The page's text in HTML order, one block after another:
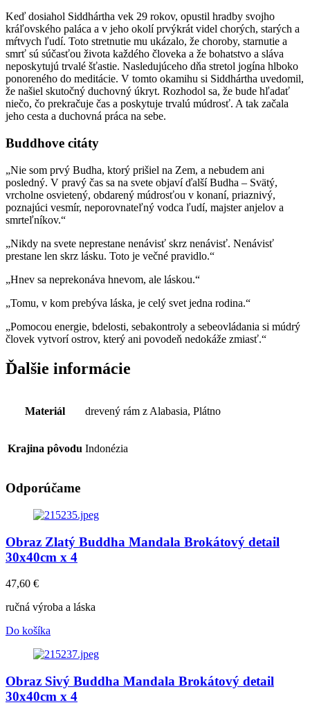
Keď dosiahol Siddhártha vek 29 rokov, opustil hradby svojho
kráľovského paláca a v jeho okolí prvýkrát videl chorých, starých a
mŕtvych ľudí. Toto stretnutie mu ukázalo, že choroby, starnutie a
smrť sú súčasťou života každého človeka a že bohatstvo a sláva
neposkytujú trvalé šťastie. Nasledujúceho dňa stretol jogína hlboko
ponoreného do meditácie. V tomto okamihu si Siddhártha uvedomil,
že našiel skutočný duchovný úkryt. Rozhodol sa, že bude hľadať
niečo, čo prekračuje čas a poskytuje trvalú múdrosť. A tak začala
jeho cesta a duchovná práca na sebe.
Buddhove citáty
„Nie som prvý Budha, ktorý prišiel na Zem, a nebudem ani
posledný. V pravý čas sa na svete objaví ďalší Budha – Svätý,
vrcholne osvietený, obdarený múdrosťou v konaní, priaznivý,
poznajúci vesmír, neporovnateľný vodca ľudí, majster anjelov a
smrteľníkov.“
„Nikdy na svete neprestane nenávisť skrz nenávisť. Nenávisť
prestane len skrz lásku. Toto je večné pravidlo.“
„Hnev sa neprekonáva hnevom, ale láskou.“
„Tomu, v kom prebýva láska, je celý svet jedna rodina.“
„Pomocou energie, bdelosti, sebakontroly a sebeovládania si múdrý
človek vytvorí ostrov, který ani povodeň nedokáže zmiasť.“
Ďalšie informácie
Materiál drevený rám z Alabasia, Plátno
Krajina pôvodu Indonézia
Odporúčame
Obraz Zlatý Buddha Mandala Brokátový detail
30x40cm x 4
47,60 €
ručná výroba a láska
Do košíka
Obraz Sivý Buddha Mandala Brokátový detail
30x40cm x 4